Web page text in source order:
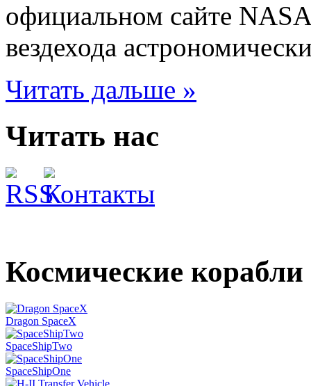
официальном сайте
вездехода
Читать дальше »
Читать нас
Космические корабли
Dragon SpaceX
SpaceShipTwo
SpaceShipOne